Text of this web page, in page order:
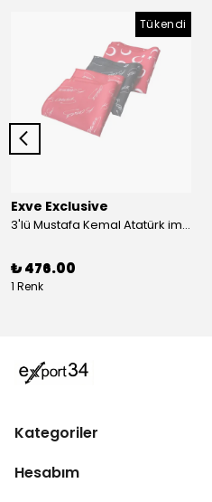
Tükendi
Exve Exclusive
3'lü Mustafa Kemal Atatürk imzalı ve Türkiye Ay Yıldız Bayraklı Kadın Fular Seti
₺ 476.00
1 Renk
Kategoriler
Hesabım